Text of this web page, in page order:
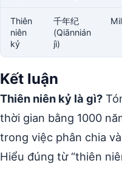
Thiên
niên
kỷ
千年纪
(Qiānnián
jì)
Kết luận
Thiên niên kỷ là gì?
thời gian bằng 1000
trong việc phân chia
Hiểu đúng từ “thiên